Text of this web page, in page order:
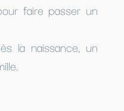
faire passer un
la naissance, un